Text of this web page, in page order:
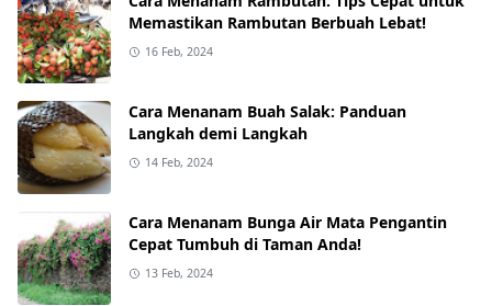
Memastikan Rambutan Berbuah Lebat!
16 Feb, 2024
Cara Menanam Buah Salak: Panduan
Langkah demi Langkah
14 Feb, 2024
Cara Menanam Bunga Air Mata Pengantin
Cepat Tumbuh di Taman Anda!
13 Feb, 2024